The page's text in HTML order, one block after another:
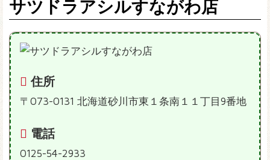
サツドラアシルすながわ店
住所
〒073-0131 北海道砂川市東１条南１１丁目9番地
電話
0125-54-2933